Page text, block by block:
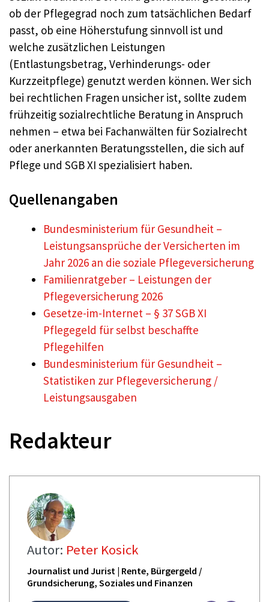
ob der Pflegegrad noch zum tatsächlichen Bedarf
passt, ob eine Höherstufung sinnvoll ist und
welche zusätzlichen Leistungen
(Entlastungsbetrag, Verhinderungs- oder
Kurzzeitpflege) genutzt werden können. Wer sich
bei rechtlichen Fragen unsicher ist, sollte zudem
frühzeitig sozialrechtliche Beratung in Anspruch
nehmen – etwa bei Fachanwälten für Sozialrecht
oder anerkannten Beratungsstellen, die sich auf
Pflege und SGB XI spezialisiert haben.
Quellenangaben
Bundesministerium für Gesundheit –
Leistungsansprüche der Versicherten im
Jahr 2026 an die soziale Pflegeversicherung
Familienratgeber – Leistungen der
Pflegeversicherung 2026
Gesetze-im-Internet – § 37 SGB XI
Pflegegeld für selbst beschaffte
Pflegehilfen
Bundesministerium für Gesundheit –
Statistiken zur Pflegeversicherung /
Leistungsausgaben
Redakteur
Autor: Peter Kosick
Journalist und Jurist | Rente, Bürgergeld /
Grundsicherung, Soziales und Finanzen